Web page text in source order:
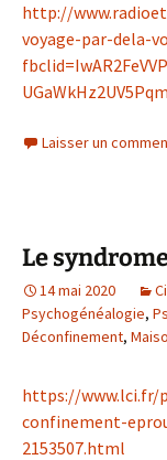
http://
voyage-par-dela-
Laisser un
Le
14 mai 2020
Psychogénéalogie,
Déconfinement,
https://www.lci.fr/
confinement-
2153507.html